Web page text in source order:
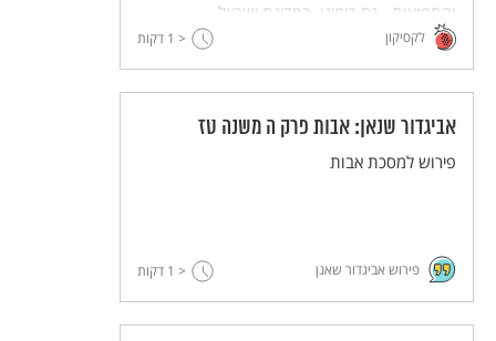
והתפוצות - גם בימינו, במדינת ישראל.
לקסיקון < 1 דקות
אביגדור שנאן: אבות פרק ה משנה טז
פירוש למסכת אבות
פירוש אביגדור שאנן < 1 דקות